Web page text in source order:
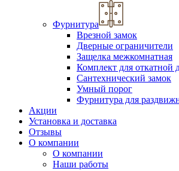
Фурнитура
Врезной замок
Дверные ограничители
Защелка межкомнатная
Комплект для откатной
Сантехнический замок
Умный порог
Фурнитура для
Акции
Установка и доставка
Отзывы
О компании
О компании
Наши работы